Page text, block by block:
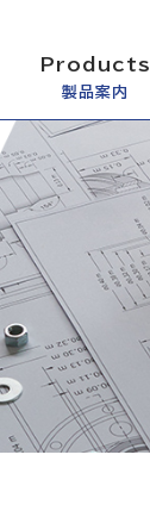
Products
製品案内